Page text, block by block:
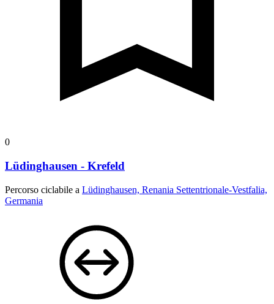
0
Lüdinghausen - Krefeld
Percorso ciclabile a Lüdinghausen, Renania Settentrionale-Vestfalia,
Germania